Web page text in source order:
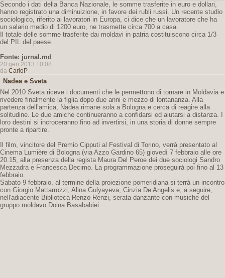
Secondo i dati della Banca Nazionale, le somme trasferite in euro e dollari,
hanno registrato una diminuizione, in favore dei rubli russi. Un recente studio
sociologico, riferito ai lavoratori in Europa, ci dice che un lavoratore che ha
un salario medio di 1200 euro, ne trasmette circa 700 a casa.
Il totale delle somme trasferite dai moldavi in patria costituiscono circa 1/3
del PIL del paese.
Fonte: jurnal.md
20 gen 2013 10:08
da CarloP
Nadea e Sveta
Nel 2010 Sveta riceve i documenti che le permettono di tornare in Moldavia e
rivedere finalmente la figlia dopo due anni e mezzo di lontananza. Alla
partenza dell’amica, Nadea rimane sola a Bologna e cerca di reagire alla
solitudine. Le due amiche continueranno a confidarsi ed aiutarsi a distanza. I
loro destini si incroceranno fino ad invertirsi, in una storia di donne sempre
pronte a ripartire.
Il film, vincitore del Premio Cipputi al Festival di Torino, verrà presentato al
Cinema Lumière di Bologna (via Azzo Gardino 65) giovedì 7 febbraio alle ore
20.15, alla presenza della regista Maura Del Peroe dei due sociologi Sandro
Mezzadra e Francesca Decimo. La programmazione proseguirà poi fino al 13
febbraio.
Sabato 9 febbraio, al termine della proiezione pomeridiana si terrà un incontro
con Giorgio Mattarrozzi, Alina Gulyayeva, Cinzia De Angelis e, a seguire,
nell'adiacente Biblioteca Renzo Renzi, serata danzante con musiche del
gruppo moldavo Doina Basababiei.